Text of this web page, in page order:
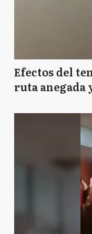
Efectos del
ruta anegada